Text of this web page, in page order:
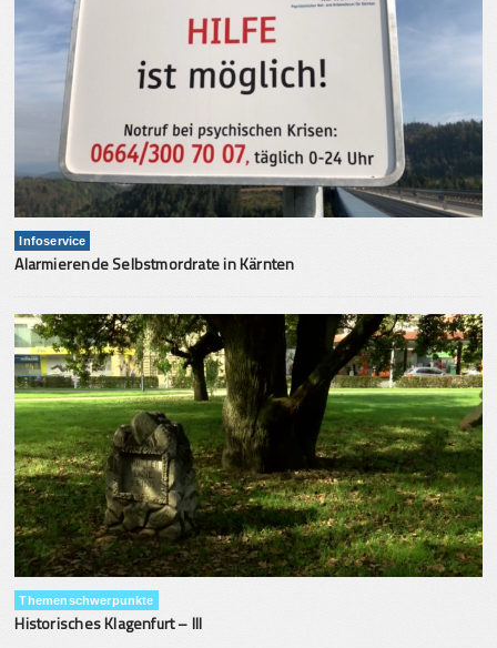
Infoservice
Alarmierende Selbstmordrate in Kärnten
Themenschwerpunkte
Historisches Klagenfurt – III